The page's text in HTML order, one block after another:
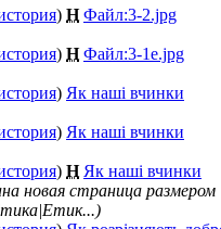
) Н Файл:3-2.jpg
) Н Файл:3-1e.jpg
) Як наші вчинки
) Як наші вчинки
) Н Як наші вчинки
новая страница размером